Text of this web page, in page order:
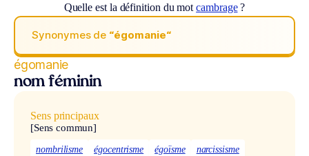
Quelle est la définition du motcambrage?
Synonymes de “égomanie“
égomanie
nom féminin
Sens principaux
[Sens commun]
nombrilisme égocentrisme égoïsme
narcissisme